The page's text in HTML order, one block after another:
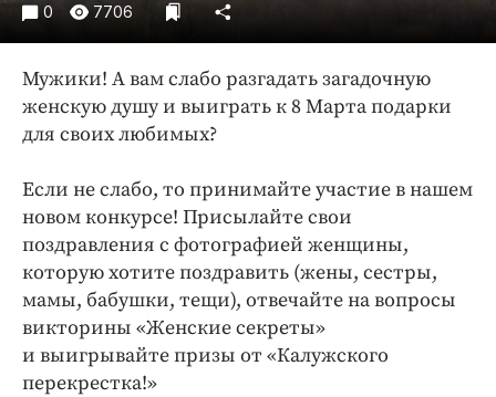
ПРОЕКТЫ
Издания
Медиаперсона
Клиника года
Бренд года
Работодатель года
0 7706
Мужики! А вам слабо разгадать загадочную
женскую душу и выиграть к 8 Марта подарки
для своих любимых?
Если не слабо, то принимайте участие в нашем
новом конкурсе! Присылайте свои
поздравления с фотографией женщины,
которую хотите поздравить (жены, сестры,
мамы, бабушки, тещи), отвечайте на вопросы
викторины «Женские секреты»
и выигрывайте призы от «Калужского
перекрестка!»